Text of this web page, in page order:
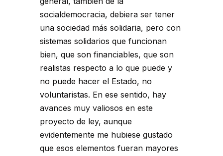
socialdemocracia, debiera ser tener
una sociedad más solidaria, pero con
sistemas solidarios que funcionan
bien, que son financiables, que son
realistas respecto a lo que puede y
no puede hacer el Estado, no
voluntaristas. En ese sentido, hay
avances muy valiosos en este
proyecto de ley, aunque
evidentemente me hubiese gustado
que esos elementos fueran mayores